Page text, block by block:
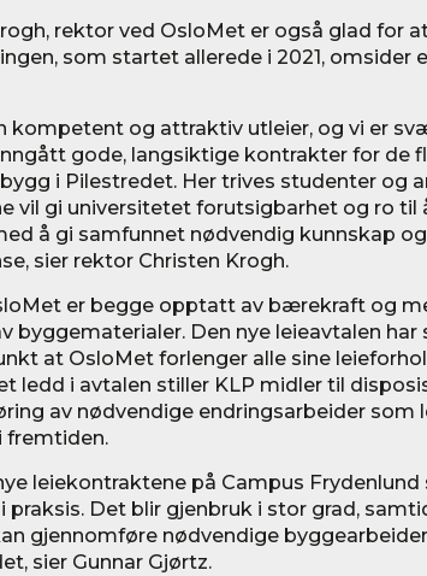
rektor ved OsloMet er også glad for
som startet allerede i 2021, omsider
kompetent og attraktiv utleier, og vi er
gode, langsiktige kontrakter for de
i Pilestredet. Her trives studenter og
vil gi universitetet forutsigbarhet og ro til
å gi samfunnet nødvendig kunnskap og
sier rektor Christen Krogh.
er begge opptatt av bærekraft og
byggematerialer. Den nye leieavtalen har
at OsloMet forlenger alle sine
ledd i avtalen stiller KLP midler til
av nødvendige endringsarbeider som
fremtiden.
leiekontraktene på Campus Frydenlund
Det blir gjenbruk i stor grad,
gjennomføre nødvendige
sier Gunnar Gjørtz.